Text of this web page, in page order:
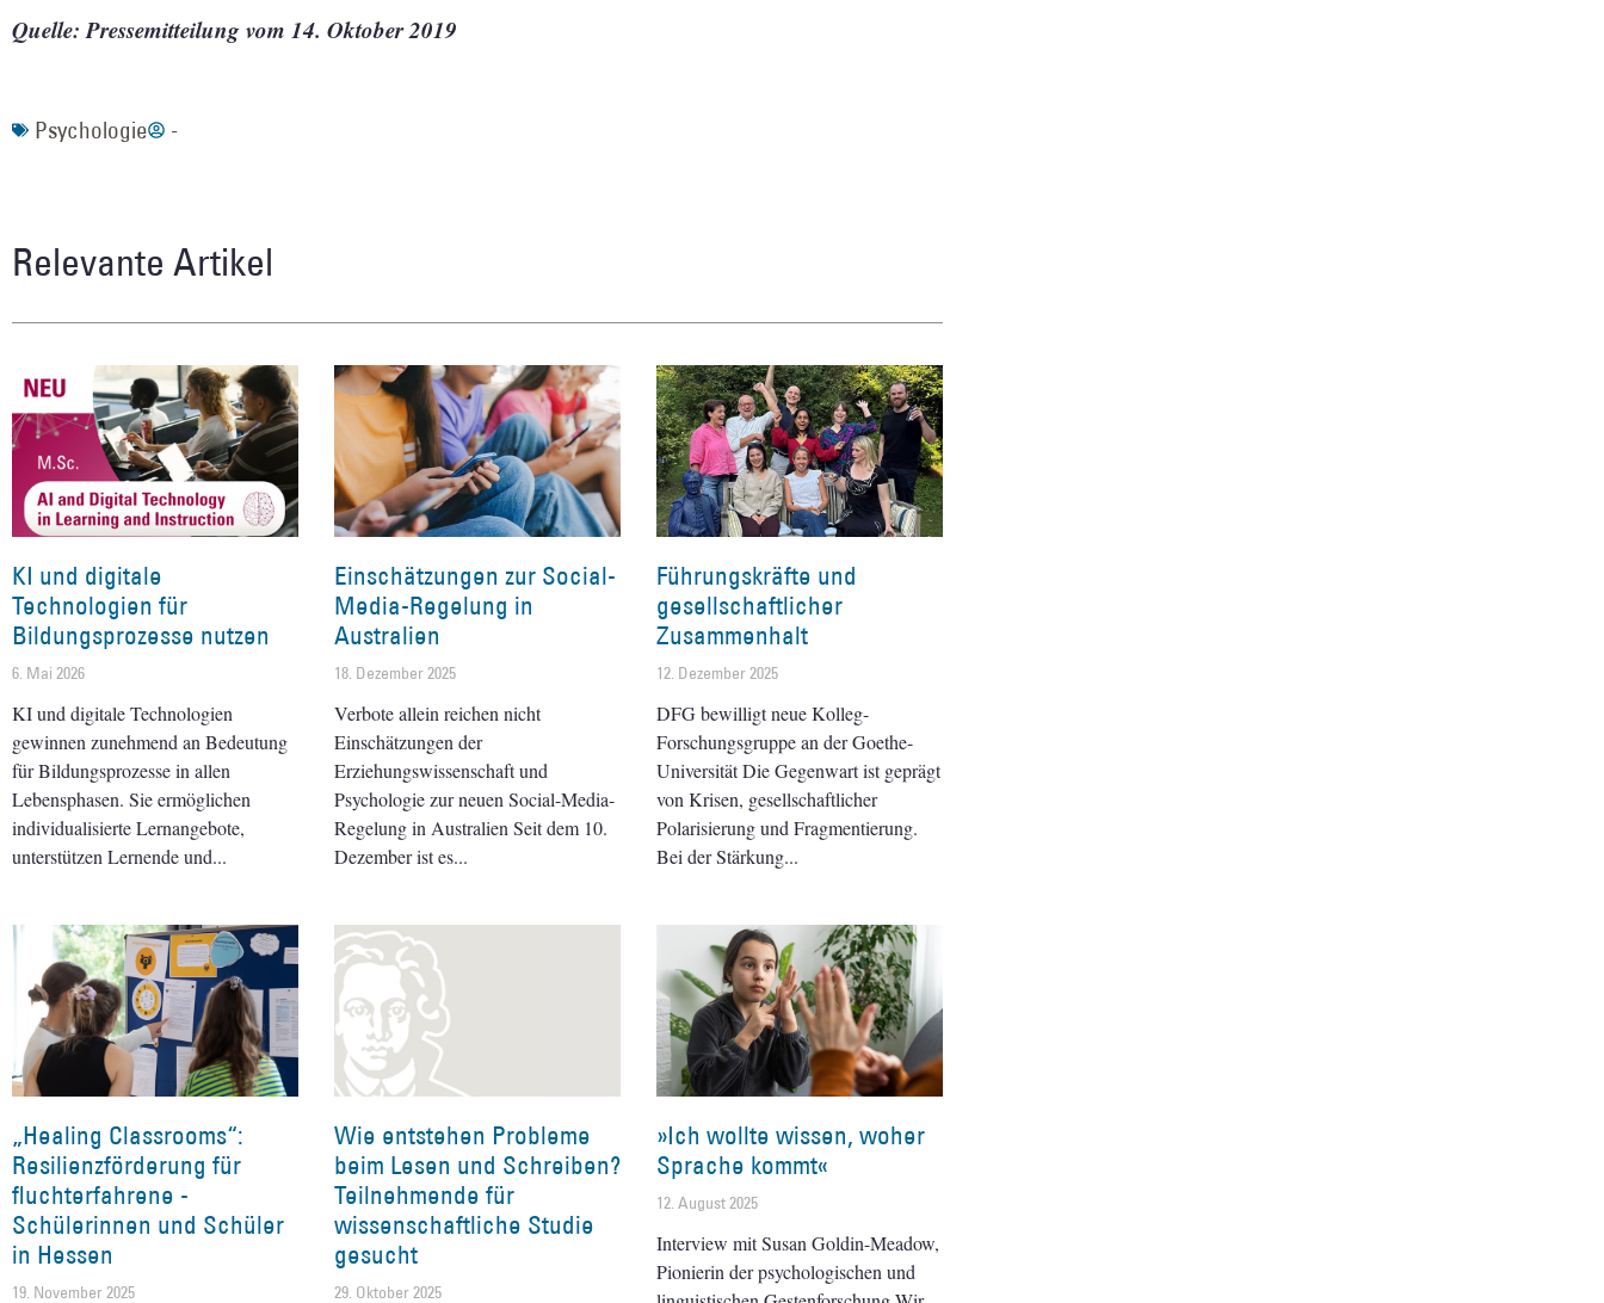
Quelle: Pressemitteilung vom 14. Oktober 2019
Psychologie -
Relevante Artikel
KI und digitale
Technologien für
Bildungsprozesse nutzen
6. Mai 2026
KI und digitale Technologien
gewinnen zunehmend an Bedeutung
für Bildungsprozesse in allen
Lebensphasen. Sie ermöglichen
individualisierte Lernangebote,
unterstützen Lernende und
Einschätzungen zur Social-
Media-Regelung in
Australien
18. Dezember 2025
Verbote allein reichen nicht
Einschätzungen der
Erziehungswissenschaft und
Psychologie zur neuen Social-Media-
Regelung in Australien Seit dem 10.
Dezember ist es
Führungskräfte und
gesellschaftlicher
Zusammenhalt
12. Dezember 2025
DFG bewilligt neue Kolleg-
Forschungsgruppe an der Goethe-
Universität Die Gegenwart ist geprägt
von Krisen, gesellschaftlicher
Polarisierung und Fragmentierung.
Bei der Stärkung
„Healing Classrooms“:
Resilienzförderung für
fluchterfahrene ­
Schülerinnen und Schüler
in Hessen
19. November 2025
Wie entstehen Probleme
beim Lesen und Schreiben?
Teilnehmende für
wissenschaftliche Studie
gesucht
29. Oktober 2025
»Ich wollte wissen, woher
Sprache kommt«
12. August 2025
Interview mit Susan Goldin-Meadow,
Pionierin der psychologischen und